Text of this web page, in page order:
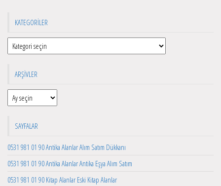
KATEGORILER
Kategoriler
ARŞIVLER
Arşivler
SAYFALAR
0531 981 01 90 Antika Alanlar Alım Satım Dükkanı
0531 981 01 90 Antika Alanlar Antika Eşya Alım Satım
0531 981 01 90 Kitap Alanlar Eski Kitap Alanlar